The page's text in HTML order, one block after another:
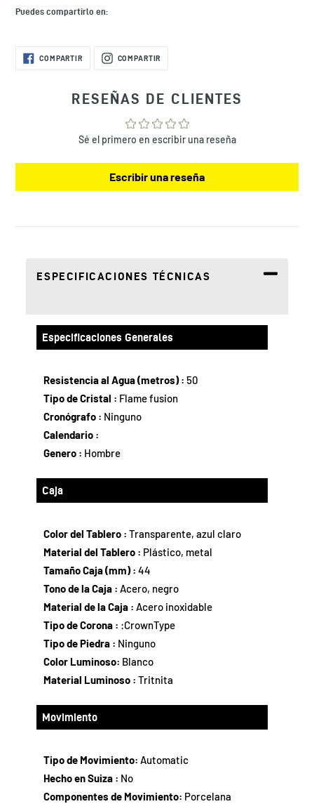
Puedes compartirlo en:
Agregando
COMPARTIRCOMPARTIR
EN COMPARTIR
RESEÑAS DE CLIENTES
Sé el primero en escribir una reseña
Escribir una reseña
ESPECIFICACIONES TÉCNICAS
Especificaciones Generales
Resistencia al Agua (metros) :50
Tipo de Cristal : Flame fusion
Cronógrafo : Ninguno
Calendario :
Genero : Hombre
Caja
Color del Tablero :Transparente, azul claro
Material del Tablero : Plástico, metal
Tamaño Caja (mm) :44
Tono de la Caja :Acero, negro
Material de la Caja :Acero inoxidable
Tipo de Corona : :CrownType
Tipo de Piedra : Ninguno
Color Luminoso: Blanco
Material Luminoso :Tritnita
Movimiento
Tipo de Movimiento:Automatic
Hecho en Suiza : No
Componentes de Movimiento: Porcelana